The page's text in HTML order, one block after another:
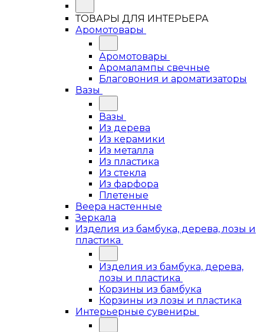
ТОВАРЫ ДЛЯ ИНТЕРЬЕРА
Аромотовары
Аромотовары
Аромалампы свечные
Благовония и ароматизаторы
Вазы
Вазы
Из дерева
Из керамики
Из металла
Из пластика
Из стекла
Из фарфора
Плетеные
Веера настенные
Зеркала
Изделия из бамбука, дерева, лозы и
пластика
Изделия из бамбука, дерева,
лозы и пластика
Корзины из бамбука
Корзины из лозы и пластика
Интерьерные сувениры